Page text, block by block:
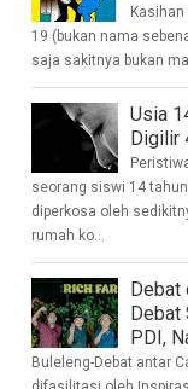
19 (bukan nama
saja sakitnya bukan
Usia
Digilir
seorang siswi 14
diperkosa oleh
rumah ko...
Debat
Debat
PDI,
Buleleng-Debat antar